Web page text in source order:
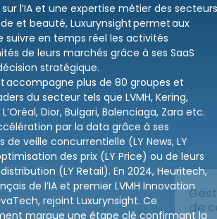
sur l’IA et une expertise métier des secteurs
et beauté, Luxurynsight permet aux
suivre en temps réel les activités
de leurs marchés grâce à ses SaaS
stratégique.
accompagne plus de 80 groupes et
du secteur tels que LVMH, Kering,
Dior, Bulgari, Balenciaga, Zara etc.
par la data grâce à ses
veille concurrentielle (LY News, LY
des prix (LY Price) ou de leurs
(LY Retail). En 2024, Heuritech,
de l’IA et premier LVMH Innovation
rejoint Luxurynsight. Ce
marque une étape clé confirmant la